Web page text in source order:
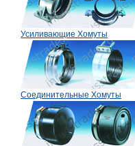
Усиливающие Хомуты
Соединительные Хомуты